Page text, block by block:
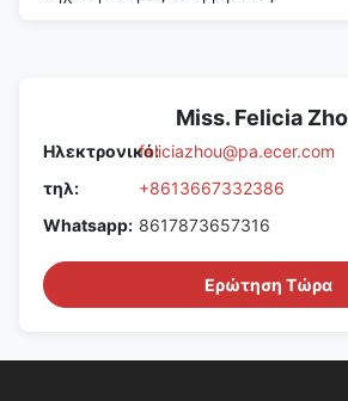
Miss. Felicia
Ηλεκτρονικό:feliciazhou@pa.ecer.com
τηλ:
+8613667332386
Whatsapp: 8617873657316
Ερώτηση Τώρα